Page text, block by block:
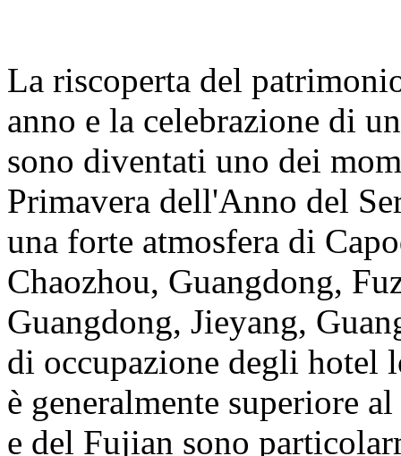
La riscoperta del
anno e la celebrazione di
sono diventati uno dei
Primavera dell'Anno del
una forte atmosfera di
Chaozhou, Guangdong,
Guangdong, Jieyang,
di occupazione degli hotel
è generalmente superiore
e del Fujian sono